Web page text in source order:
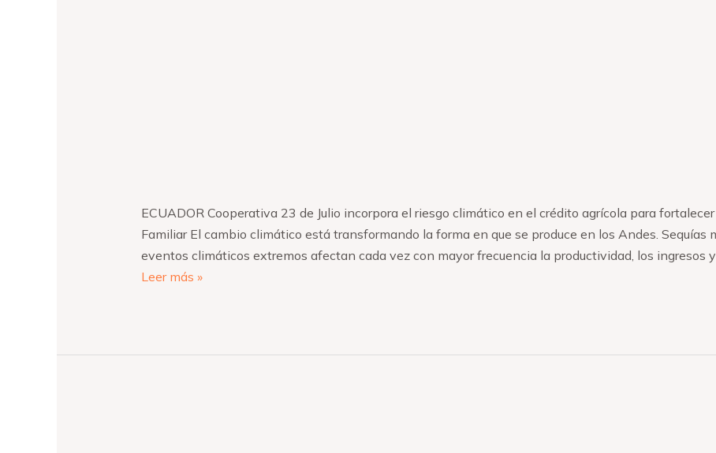
ECUADOR Cooperativa 23 de Julio incorpora el riesgo climático en el crédito agrícola para
Familiar El cambio climático está transformando la forma en que se produce en los Andes. Sequías
eventos climáticos extremos afectan cada vez con mayor frecuencia la productividad, los ingresos y
Leer más »